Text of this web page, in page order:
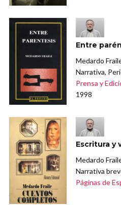
Entre
Medardo
Narrativa,
Prensa y
1998
Escritura y
Medardo
Narrativa
Páginas de